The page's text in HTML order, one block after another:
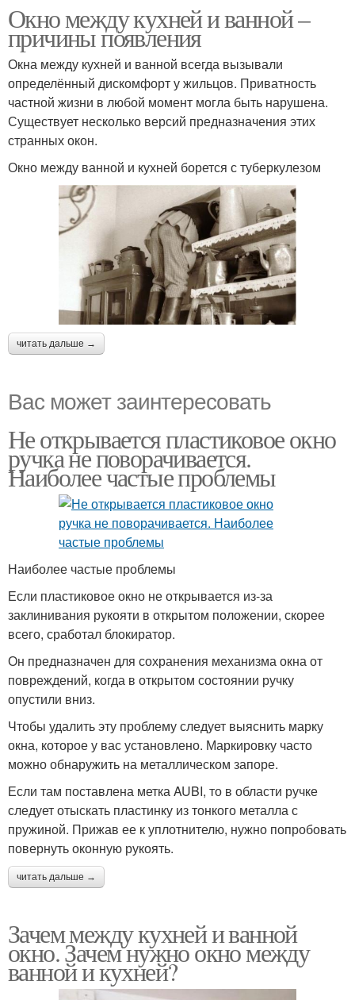
Окно между кухней и ванной –
причины появления
Окна между кухней и ванной всегда вызывали
определённый дискомфорт у жильцов. Приватность
частной жизни в любой момент могла быть нарушена.
Существует несколько версий предназначения этих
странных окон.
Окно между ванной и кухней борется с туберкулезом
читать дальше →
Вас может заинтересовать
Не открывается пластиковое окно
ручка не поворачивается.
Наиболее частые проблемы
Наиболее частые проблемы
Если пластиковое окно не открывается из-за
заклинивания рукояти в открытом положении, скорее
всего, сработал блокиратор.
Он предназначен для сохранения механизма окна от
повреждений, когда в открытом состоянии ручку
опустили вниз.
Чтобы удалить эту проблему следует выяснить марку
окна, которое у вас установлено. Маркировку часто
можно обнаружить на металлическом запоре.
Если там поставлена метка AUBI, то в области ручке
следует отыскать пластинку из тонкого металла с
пружиной. Прижав ее к уплотнителю, нужно попробовать
повернуть оконную рукоять.
читать дальше →
Зачем между кухней и ванной
окно. Зачем нужно окно между
ванной и кухней?